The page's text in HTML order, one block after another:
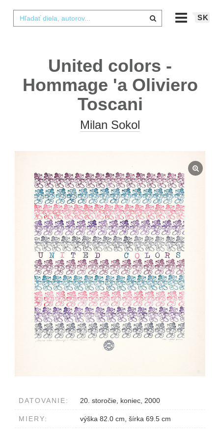
SK
United colors -
Hommage 'a Oliviero
Toscani
Milan Sokol
DATOVANIE: 20. storočie, koniec, 2000
MIERY: výška 82.0 cm, šírka 69.5 cm